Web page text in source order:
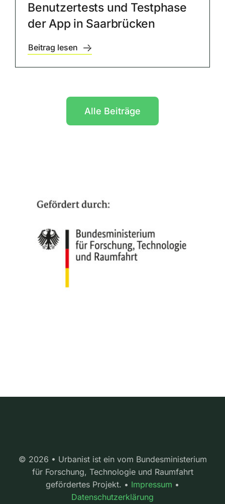
Benutzertests und Testphase
der App in Saarbrücken
Beitrag lesen
Alle Beiträge
© 2026 • Urbanist ist ein vom Bundesministerium
für Forschung, Technologie und Raumfahrt
gefördertes Projekt. • Impressum •
Datenschutzerklärung